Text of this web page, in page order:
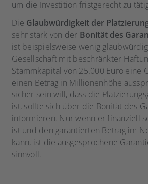
um die Investition fristgerecht zu
Die Glaubwürdigkeit der
sehr stark von der Bonität des
ist beispielsweise wenig
Gesellschaft mit beschränkter
Stammkapital von 25.000 Euro eine
einen Betrag in Millionenhöhe
sicher sein will, dass die
ist, sollte sich über die Bonität des
informieren. Nur wenn er finanziell
ist und den garantierten Betrag im
kann, ist die ausgesprochene
sinnvoll.